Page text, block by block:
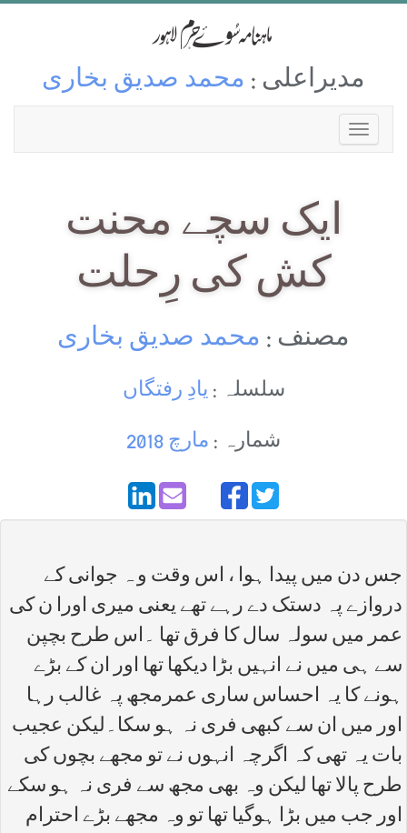
مدیراعلی : محمد صدیق بخاری
ایک سچے محنت
کش کی رِحلت
مصنف : محمد صدیق بخاری
سلسلہ :یادِ رفتگاں
شمارہ : مارچ 2018
جس دن میں پیدا ہوا ، اس وقت و ہ جوانی کے
دروازے پہ دستک دے رہے تھے یعنی میری اورا ن کی
عمر میں سولہ سال کا فرق تھا ۔اس طرح بچپن
سے ہی میں نے انہیں بڑا دیکھا تھا اور ان کے بڑے
ہونے کا یہ احساس ساری عمرمجھ پہ غالب رہا
اور میں ان سے کبھی فری نہ ہو سکا۔لیکن عجیب
بات یہ تھی کہ اگرچہ انہوں نے تو مجھے بچوں کی
طرح پالا تھا لیکن وہ بھی مجھ سے فری نہ ہو سکے
اور جب میں بڑا ہوگیا تھا تو وہ مجھے بڑے احترام